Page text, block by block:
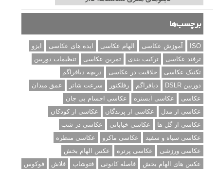
برچسب‌ها
ISO آموزش عکاسی الهام عکاسی ایده های عکاسی
ایزو
ترفند عکاسی
ترکیب بندی تمرین عکاسی
تنظیمات دوربین
تکنیک عکاسی
خلاقیت در عکاسی
دریچه دیافراگم
دوربین DSLR
دیافراگم رفلکتور سرعت شاتر
عمق میدان
عکاسی
عکاسی آبستره
عکاسی اجسام بی جان
عکاسی از مدل
عکاسی از پرندگان
عکاسی از کودکان
عکاسی از گل ها
عکاسی خیابانی
عکاسی در شب
عکاسی سیاه و سفید
عکاسی ماکرو
عکاسی منظره
عکاسی ورزشی
عکاسی پرتره
عکس الهام بخش
عکس های الهام بخش
فاصله کانونی فتوشاپ فلاش
فوکوس